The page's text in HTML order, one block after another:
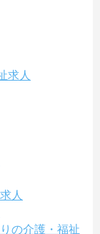
求人
人
の介護・福祉